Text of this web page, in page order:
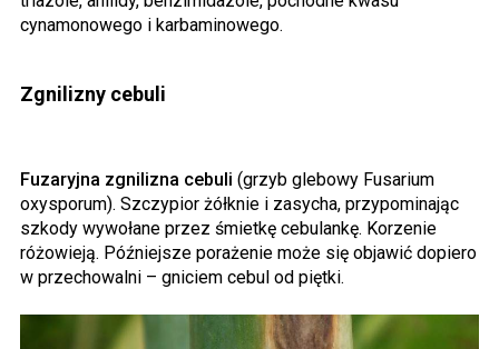
cynamonowego i karbaminowego.
Zgnilizny cebuli
Fuzaryjna zgnilizna cebuli (grzyb glebowy Fusarium
oxysporum). Szczypior żółknie i zasycha, przypominając
szkody wywołane przez śmietkę cebulankę. Korzenie
różowieją. Późniejsze porażenie może się objawić dopiero
w przechowalni – gniciem cebul od piętki.